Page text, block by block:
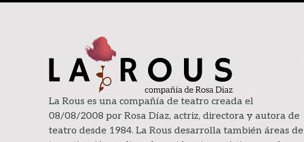
La Rous es una compañía de teatro creada el
08/08/2008 por Rosa Díaz, actriz, directora y autora de
teatro desde 1984. La Rous desarrolla también áreas de